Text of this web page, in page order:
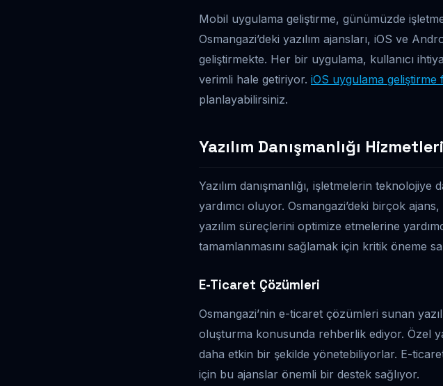
Mobil uygulama geliştirme, günümüzde
Osmangazi’deki yazılım ajansları, iOS ve
geliştirmekte. Her bir uygulama, kullanıcı
verimli hale getiriyor. iOS uygulama geliştirme
planlayabilirsiniz.
Yazılım Danışmanlığı Hizmetleri
Yazılım danışmanlığı, işletmelerin teknolojiye
yardımcı oluyor. Osmangazi’deki birçok
yazılım süreçlerini optimize etmelerine
tamamlanmasını sağlamak için kritik öneme
E-Ticaret Çözümleri
Osmangazi’nin e-ticaret çözümleri sunan
oluşturma konusunda rehberlik ediyor. Özel
daha etkin bir şekilde yönetebiliyorlar. E-
için bu ajanslar önemli bir destek sağlıyor.